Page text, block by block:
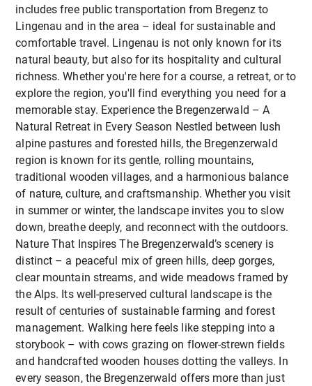
Schulklima bei, in dem sich alle geschätzt und
geschützt fühlen.
Zusammenarbeit und Kommunikation:
Der Kurs fördert die Teamarbeitund respektvolle
Kommunikationzwischen Schüler:innen und
Lehrer:innenfächerübergreifendund verbessert
so das gegenseitige Verständnis und die
Zusammenarbeitin verschiedenen
Unterrichtsfächernund Settings.
Praxisnah:
Entwickeln und präsentieren Sie selbst Spiele und
Übungen, die eine positive Gruppendynamik
fördern und direkt in Ihrem Bereich anwendbar
sind.
Pädagog:innen in den unterschiedlichen
Bildungseinrichtungen und Unterrichtsfächern und
verbessert so das gegenseitige Verständnis sowie
die Zusammenarbeit.
Praktisch:
Entwickeln und präsentieren Sie selbst Spiele und
Übungen, die eine positive Gruppendynamik
fördern und direkt in Ihrem Bereich anwendbar
sind.
Methodik und Ziele
Methodik:
Anregende Sitzungen mit Diskussionen,
Rollenspielen, Spielen und Gruppenaktivitäten, um
aktives Lernen und Beteiligung zu fördern.
accommodation in double or single room and
with sauna. Booking and payment for this
special offer is to be processed directly with
Pension Bals. https://www.pensionbals.at/
Code: EdEU Course Contact us for further
details.
includes free public transportation from Bregenz to
Lingenau and in the area – ideal for sustainable and
comfortable travel. Lingenau is not only known for its
natural beauty, but also for its hospitality and cultural
richness. Whether you're here for a course, a retreat, or to
explore the region, you'll find everything you need for a
memorable stay. Experience the Bregenzerwald – A
Natural Retreat in Every Season Nestled between lush
alpine pastures and forested hills, the Bregenzerwald
region is known for its gentle, rolling mountains,
traditional wooden villages, and a harmonious balance
of nature, culture, and craftsmanship. Whether you visit
in summer or winter, the landscape invites you to slow
down, breathe deeply, and reconnect with the outdoors.
Nature That Inspires The Bregenzerwald’s scenery is
distinct – a peaceful mix of green hills, deep gorges,
clear mountain streams, and wide meadows framed by
the Alps. Its well-preserved cultural landscape is the
result of centuries of sustainable farming and forest
management. Walking here feels like stepping into a
storybook – with cows grazing on flower-strewn fields
and handcrafted wooden houses dotting the valleys. In
every season, the Bregenzerwald offers more than just